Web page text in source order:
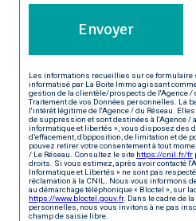
Envoyer
Les informations recueillies sur ce
informatisé par La Boite Immo agissant
gestion de la clientèle/prospects de l'Agence /
Traitement de vos Données personnelles. La
l'intérêt légitime de l'Agence / du Réseau.
de suppression et sont destinées à l'Agence /
informatique et libertés », vous disposez des
d’effacement, d’opposition, de limitation et de
pouvez retirer votre consentement à tout
/ Le Réseau. Consultez le site https://cnil.fr/fr
droits. Si vous estimez, après avoir contacté
Informatique et Libertés » ne sont pas
réclamation à la CNIL. Nous vous informons
au démarchage téléphonique « Bloctel », sur
https://www.bloctel.gouv.fr. Dans le cadre de
personnelles, nous vous invitons à ne pas
champ de saisie libre.